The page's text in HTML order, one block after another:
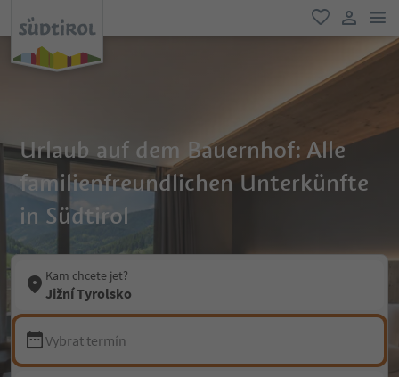
oblíbené
Urlaub auf dem Bauernhof: Alle
familienfreundlichen Unterkünfte
in Südtirol
Kam chcete jet?
Jižní Tyrolsko
Vybrat termín